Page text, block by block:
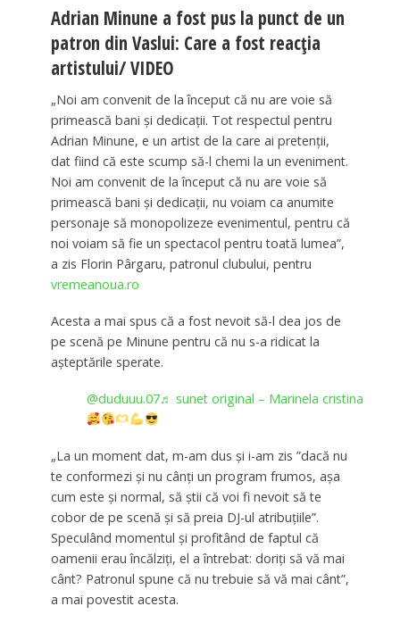
Adrian Minune a fost pus la punct de un
patron din Vaslui: Care a fost reacția
artistului/ VIDEO
„Noi am convenit de la început că nu are voie să
primească bani și dedicații. Tot respectul pentru
Adrian Minune, e un artist de la care ai pretenții,
dat fiind că este scump să-l chemi la un eveniment.
Noi am convenit de la început că nu are voie să
primească bani și dedicații, nu voiam ca anumite
personaje să monopolizeze evenimentul, pentru că
noi voiam să fie un spectacol pentru toată lumea”,
a zis Florin Pârgaru, patronul clubului, pentru
vremeanoua.ro
Acesta a mai spus că a fost nevoit să-l dea jos de
pe scenă pe Minune pentru că nu s-a ridicat la
așteptările sperate.
@duduuu.07♬ sunet original – Marinela cristina
„La un moment dat, m-am dus și i-am zis ”dacă nu
te conformezi și nu cânți un program frumos, așa
cum este și normal, să știi că voi fi nevoit să te
cobor de pe scenă și să preia DJ-ul atribuțiile”.
Speculând momentul și profitând de faptul că
oamenii erau încălziți, el a întrebat: doriți să vă mai
cânt? Patronul spune că nu trebuie să vă mai cânt”,
a mai povestit acesta.